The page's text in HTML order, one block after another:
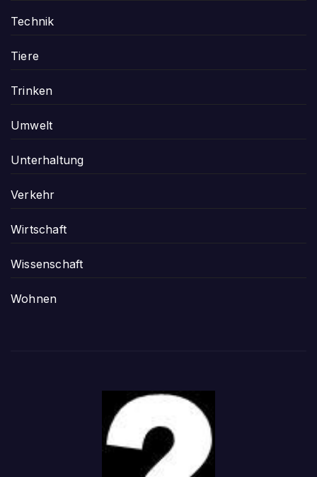
Technik
Tiere
Trinken
Umwelt
Unterhaltung
Verkehr
Wirtschaft
Wissenschaft
Wohnen